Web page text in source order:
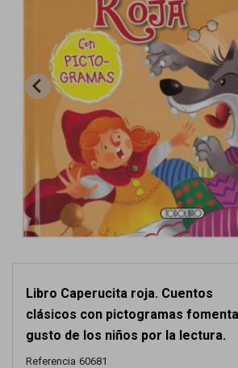
Libro Caperucita roja. Cuentos
clásicos con pictogramas
gusto de los niños por la lectura.
Referencia 60681